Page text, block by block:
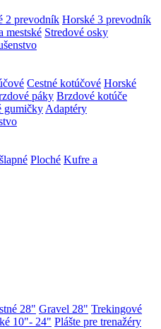
2 prevodník Horské 3 prevodník
mestské Stredové osky
Cestné kotúčové Horské
páky Brzdové kotúče
gumičkyAdaptéry
Ploché Kufre a
28" Gravel 28" Trekingové
10"- 24" Plášte pre trenažéry